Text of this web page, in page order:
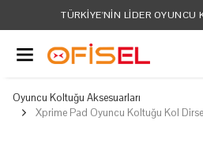
TÜRKIYE'NIN LIDER OYUNCU
Oyuncu Koltuğu Aksesuarları
Xprime Pad Oyuncu Koltuğu Kol